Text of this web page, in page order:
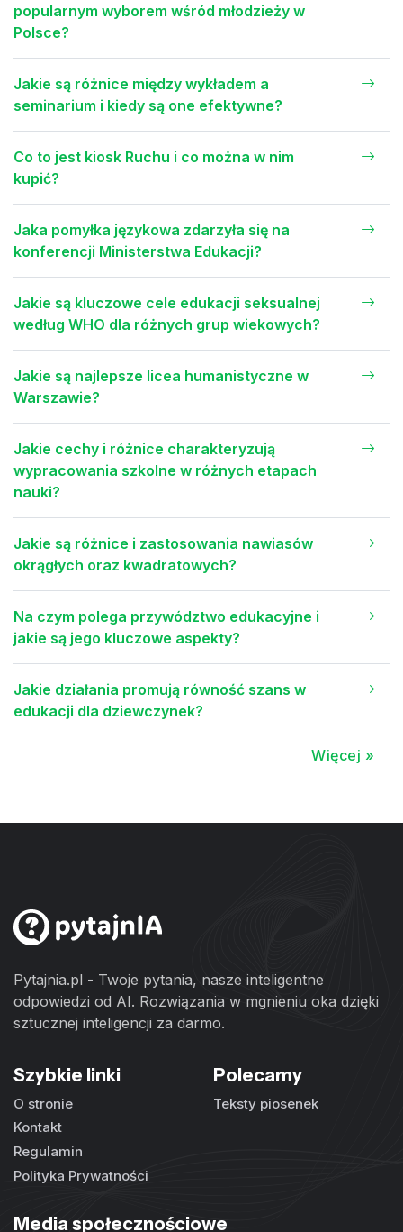
popularnym wyborem wśród młodzieży w
Polsce?
Jakie są różnice między wykładem a
seminarium i kiedy są one efektywne?
Co to jest kiosk Ruchu i co można w nim
kupić?
Jaka pomyłka językowa zdarzyła się na
konferencji Ministerstwa Edukacji?
Jakie są kluczowe cele edukacji seksualnej
według WHO dla różnych grup wiekowych?
Jakie są najlepsze licea humanistyczne w
Warszawie?
Jakie cechy i różnice charakteryzują
wypracowania szkolne w różnych etapach
nauki?
Jakie są różnice i zastosowania nawiasów
okrągłych oraz kwadratowych?
Na czym polega przywództwo edukacyjne i
jakie są jego kluczowe aspekty?
Jakie działania promują równość szans w
edukacji dla dziewczynek?
Więcej »
Pytajnia.pl - Twoje pytania, nasze inteligentne
odpowiedzi od AI. Rozwiązania w mgnieniu oka dzięki
sztucznej inteligencji za darmo.
Szybkie linki
O stronie
Kontakt
Regulamin
Polityka Prywatności
Polecamy
Teksty piosenek
Media społecznościowe